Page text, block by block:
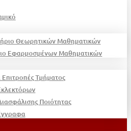
Θεωρητικών Μαθηματικών
Εφαρμοσμένων Μαθηματικών
Επιτροπές Τμήματος
Ποιότητας